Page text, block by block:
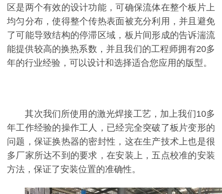
区是两个有效的设计功能，可确保流体在整个板片上
均匀分布，使得整个传热表面被充分利用，并且避免
了可能导致结构的停滞区域，板片间形成的告诉湍流
能提供较高的换热系数，并且我们的工程师拥有20多
年的行业经验，可以设计和选择适合您应用的版型。
其次我们所使用的激光焊接工艺，加上我们10多
年工作经验的操作工人，已经完全突破了板片变形的
问题，保证换热器的密封性，这在生产技术上也是很
多厂家所达不到的要求，在安装上，五点校准的安装
方法，保证了安装位置的准确性。